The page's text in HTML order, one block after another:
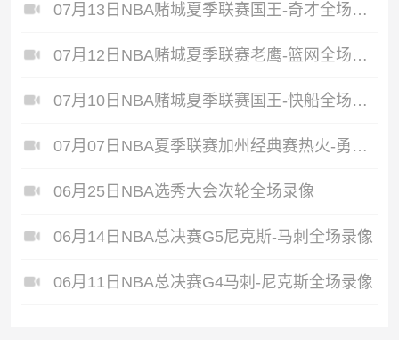
07月13日NBA赌城夏季联赛国王-奇才全场录像
07月12日NBA赌城夏季联赛老鹰-篮网全场录像
07月10日NBA赌城夏季联赛国王-快船全场录像
07月07日NBA夏季联赛加州经典赛热火-勇士全场录像
06月25日NBA选秀大会次轮全场录像
06月14日NBA总决赛G5尼克斯-马刺全场录像
06月11日NBA总决赛G4马刺-尼克斯全场录像